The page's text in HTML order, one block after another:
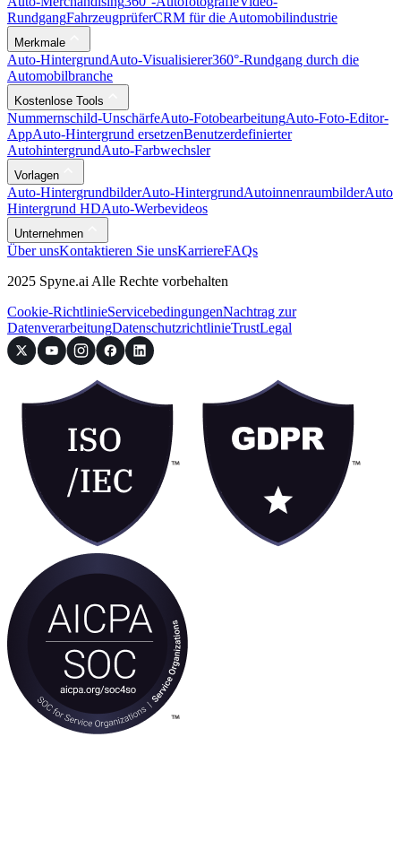
RundgangFahrzeugprüferCRM für die Automobilindustrie
Merkmale
Auto-HintergrundAuto-Visualisierer360°-Rundgang durch die
Automobilbranche
Kostenlose Tools
Nummernschild-UnschärfeAuto-FotobearbeitungAuto-Foto-Editor-
AppAuto-Hintergrund ersetzenBenutzerdefinierter
AutohintergrundAuto-Farbwechsler
Vorlagen
Auto-HintergrundbilderAuto-HintergrundAutoinnenraumbilderAuto
Hintergrund HDAuto-Werbevideos
Unternehmen
Über unsKontaktieren Sie unsKarriereFAQs
2025 Spyne.ai Alle Rechte vorbehalten
Cookie-RichtlinieServicebedingungenNachtrag zur
DatenverarbeitungDatenschutzrichtlinieTrustLegal